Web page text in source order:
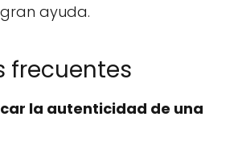
ayuda.
frecuentes
la autenticidad de una